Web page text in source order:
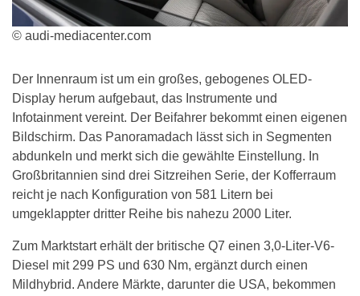
© audi-mediacenter.com
Der Innenraum ist um ein großes, gebogenes OLED-
Display herum aufgebaut, das Instrumente und
Infotainment vereint. Der Beifahrer bekommt einen eigenen
Bildschirm. Das Panoramadach lässt sich in Segmenten
abdunkeln und merkt sich die gewählte Einstellung. In
Großbritannien sind drei Sitzreihen Serie, der Kofferraum
reicht je nach Konfiguration von 581 Litern bei
umgeklappter dritter Reihe bis nahezu 2000 Liter.
Zum Marktstart erhält der britische Q7 einen 3,0-Liter-V6-
Diesel mit 299 PS und 630 Nm, ergänzt durch einen
Mildhybrid. Andere Märkte, darunter die USA, bekommen